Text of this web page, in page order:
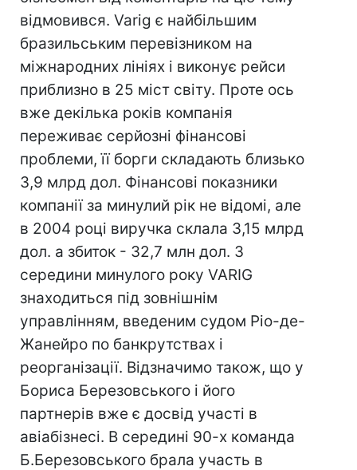
відмовився. Varig є найбільшим
бразильським перевізником на
міжнародних лініях і виконує рейси
приблизно в 25 міст світу. Проте ось
вже декілька років компанія
переживає серйозні фінансові
проблеми, її борги складають близько
3,9 млрд дол. Фінансові показники
компанії за минулий рік не відомі, але
в 2004 році виручка склала 3,15 млрд
дол. а збиток - 32,7 млн дол. З
середини минулого року VARIG
знаходиться під зовнішнім
управлінням, введеним судом Ріо-де-
Жанейро по банкрутствах і
реорганізації. Відзначимо також, що у
Бориса Березовського і його
партнерів вже є досвід участі в
авіабізнесі. В середині 90-х команда
Б.Березовського брала участь в